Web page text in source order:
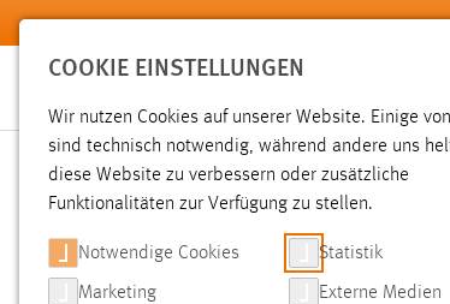
Zum Hauptinhalt springen
SUCHE
COOKIE EINSTELLUNGEN
Wir nutzen Cookies auf unserer Website. Einige
sind technisch notwendig, während andere uns
diese Website zu verbessern oder zusätzliche
Funktionalitäten zur Verfügung zu stellen.
Notwendige Cookies Statistik
Marketing Externe Medien